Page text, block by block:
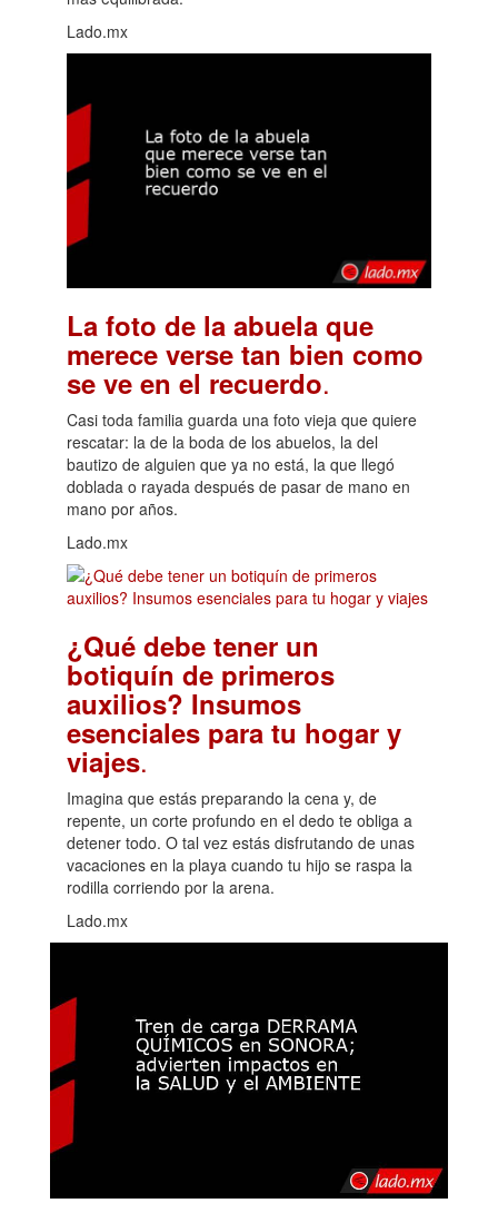
Lado.mx
La foto de la abuela que
merece verse tan bien como
se ve en el recuerdo.
Casi toda familia guarda una foto vieja que quiere
rescatar: la de la boda de los abuelos, la del
bautizo de alguien que ya no está, la que llegó
doblada o rayada después de pasar de mano en
mano por años.
Lado.mx
¿Qué debe tener un
botiquín de primeros
auxilios? Insumos
esenciales para tu hogar y
viajes.
Imagina que estás preparando la cena y, de
repente, un corte profundo en el dedo te obliga a
detener todo. O tal vez estás disfrutando de unas
vacaciones en la playa cuando tu hijo se raspa la
rodilla corriendo por la arena.
Lado.mx